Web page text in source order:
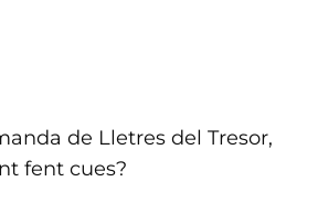
de Lletres del Tresor,
fent cues?